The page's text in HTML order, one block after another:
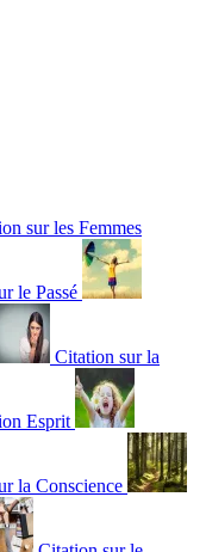
sur les Femmes
le Passé
Citation sur la
Esprit
la Conscience